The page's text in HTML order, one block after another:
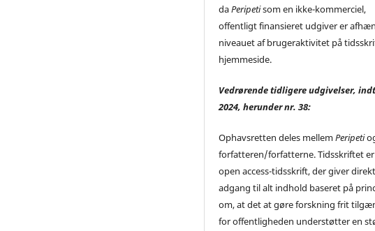
daPeripetisom en ikke-kommerciel,
offentligt finansieret udgiver er
niveauet af brugeraktivitet på
hjemmeside.
Vedrørende tidligere udgivelser,
2024, herunder nr. 38:
Ophavsretten deles mellemPeripeti
forfatteren/forfatterne. Tidsskriftet
open access-tidsskrift, der giver
adgang til alt indhold baseret på
om, at det at gøre forskning frit
for offentligheden understøtter en